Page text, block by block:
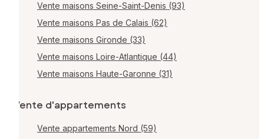
Vente maisons Seine-Saint-Denis (93)
Vente maisons Pas de Calais (62)
Vente maisons Gironde (33)
Vente maisons Loire-Atlantique (44)
Vente maisons Haute-Garonne (31)
Vente d'appartements
Vente appartements Nord (59)